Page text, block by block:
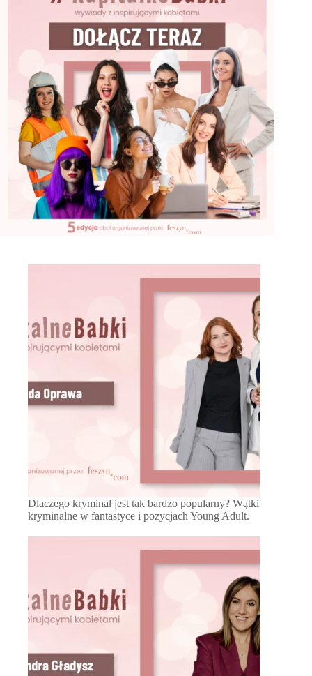
Dlaczego kryminał jest tak bardzo popularny? Wątki
kryminalne w fantastyce i pozycjach Young Adult.